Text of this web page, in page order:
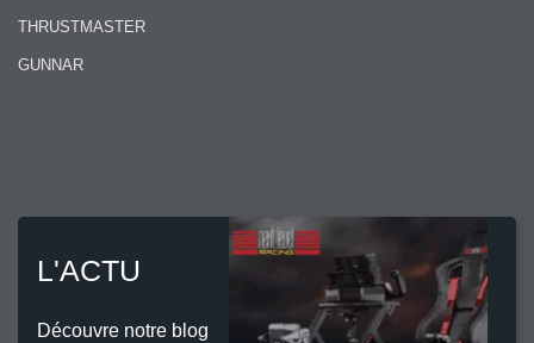
THRUSTMASTER
GUNNAR
L'ACTU
Découvre notre blog